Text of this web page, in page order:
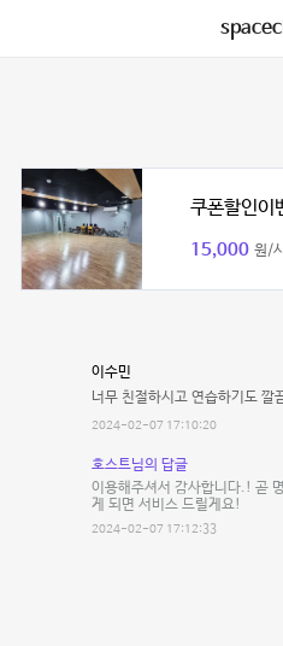
쿠폰할인이
15,000 원/
이수민
너무 친절하시고 연습하기도 깔
2024-02-07 17:10:20
호스트님의 답글
이용해주셔서 감사합니다.! 곧
게 되면 서비스 드릴게요!
2024-02-07 17:12:33